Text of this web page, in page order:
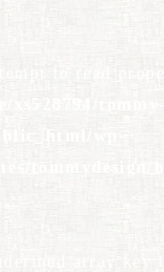
wp-
tommydesign/